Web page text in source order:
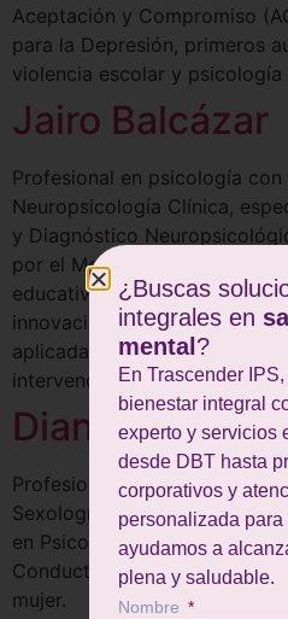
Aceptación y Compromiso
para la Depresión, primeros
violencia escolar y psicología
Jairo Balcázar
Profesional en psicología con
Neuropsicología Clínica,
y Diagnóstico
por el MoCA Cognition y
educativa y del desarrollo,
innovación en el sector
aplicada a la salud y
intervenciones de salud
Diana Rincón
Profesional en psicología
Sexología Clínica y Terapia
en Psicología Clínica,
Conductual (DBT) y
mujer.
¿Buscas
integrales en
mental ?
En Trascender
bienestar integral
experto y servicios
desde DBT hasta
corporativos y
personalizada para
ayudamos a
plena y saludable.
Nombre